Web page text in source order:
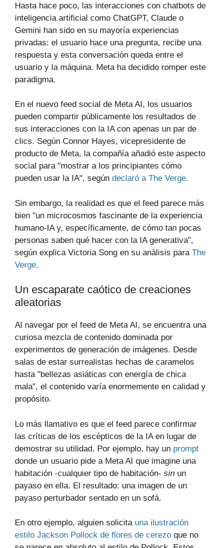
Hasta hace poco, las interacciones con chatbots de
inteligencia artificial como ChatGPT, Claude o
Gemini han sido en su mayoría experiencias
privadas: el usuario hace una pregunta, recibe una
respuesta y esta conversación queda entre el
usuario y la máquina. Meta ha decidido romper este
paradigma.
En el nuevo feed social de Meta AI, los usuarios
pueden compartir públicamente los resultados de
sus interacciones con la IA con apenas un par de
clics. Según Connor Hayes, vicepresidente de
producto de Meta, la compañía añadió este aspecto
social para "mostrar a los principiantes cómo
pueden usar la IA", según declaró a The Verge.
Sin embargo, la realidad es que el feed parece más
bien "un microcosmos fascinante de la experiencia
humano-IA y, específicamente, de cómo tan pocas
personas saben qué hacer con la IA generativa",
según explica Victoria Song en su análisis para The
Verge.
Un escaparate caótico de creaciones
aleatorias
Al navegar por el feed de Meta AI, se encuentra una
curiosa mezcla de contenido dominada por
experimentos de generación de imágenes. Desde
salas de estar surrealistas hechas de caramelos
hasta "bellezas asiáticas con energía de chica
mala", el contenido varía enormemente en calidad y
propósito.
Lo más llamativo es que el feed parece confirmar
las críticas de los escépticos de la IA en lugar de
demostrar su utilidad. Por ejemplo, hay un prompt
donde un usuario pide a Meta AI que imagine una
habitación -cualquier tipo de habitación- sin un
payaso en ella. El resultado: una imagen de un
payaso perturbador sentado en un sofá.
En otro ejemplo, alguien solicita una ilustración
estilo Jackson Pollock de flores de cerezo que no